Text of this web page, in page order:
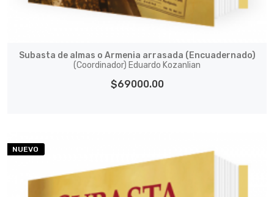
Subasta de almas o Armenia arrasada (Encuadernado)
(Coordinador) Eduardo Kozanlian
$69000.00
NUEVO